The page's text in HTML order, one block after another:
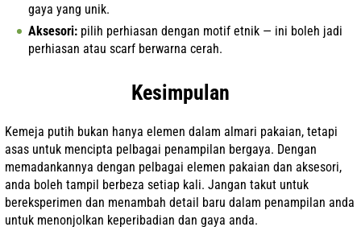
gaya yang unik.
Aksesori: pilih perhiasan dengan motif etnik — ini boleh jadi
perhiasan atau scarf berwarna cerah.
Kesimpulan
Kemeja putih bukan hanya elemen dalam almari pakaian, tetapi
asas untuk mencipta pelbagai penampilan bergaya. Dengan
memadankannya dengan pelbagai elemen pakaian dan aksesori,
anda boleh tampil berbeza setiap kali. Jangan takut untuk
bereksperimen dan menambah detail baru dalam penampilan anda
untuk menonjolkan keperibadian dan gaya anda.